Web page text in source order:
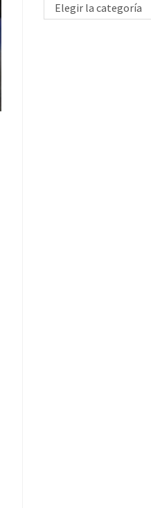
Elegir la categoría